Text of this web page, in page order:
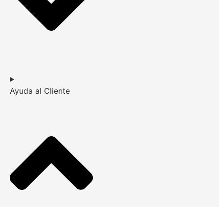
Ayuda al Cliente​